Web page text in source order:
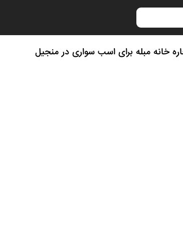
خانه مبله برای اسب سواری در منجیل